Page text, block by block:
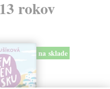
rokov
na sklade